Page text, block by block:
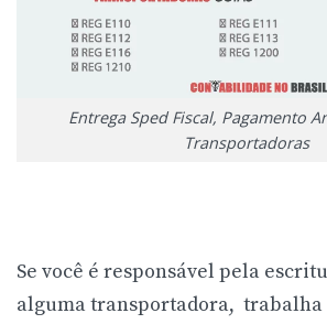
Entrega Sped Fiscal, Pagamento
Transportadoras
Se você é responsável pela
alguma transportadora,